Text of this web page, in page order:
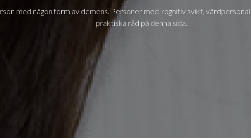
med någon form av demens. Personer med kognitiv svikt,
praktiska råd på denna sida.